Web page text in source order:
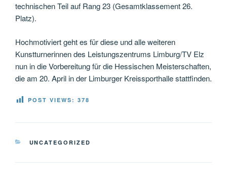
technischen Teil auf Rang 23 (Gesamtklassement 26.
Platz).
Hochmotiviert geht es für diese und alle weiteren
Kunstturnerinnen des Leistungszentrums Limburg/TV Elz
nun in die Vorbereitung für die Hessischen Meisterschaften,
die am 20. April in der Limburger Kreissporthalle stattfinden.
POST VIEWS: 378
KATEGORIEN
UNCATEGORIZED